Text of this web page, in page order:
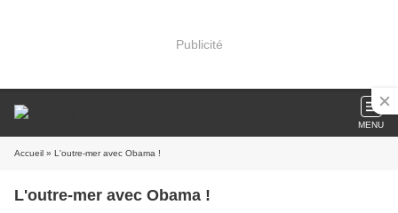
Publicité
MENU
Accueil » L'outre-mer avec Obama !
L'outre-mer avec Obama !